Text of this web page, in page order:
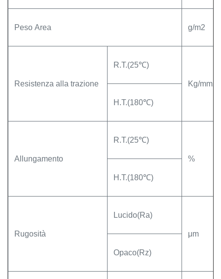
Peso Area g/m2
Resistenza alla trazione
R.T.(25℃)
Kg/mm2
H.T.(180℃)
Allungamento
R.T.(25℃)
%
H.T.(180℃)
Rugosità
Lucido(Ra)
μm
Opaco(Rz)